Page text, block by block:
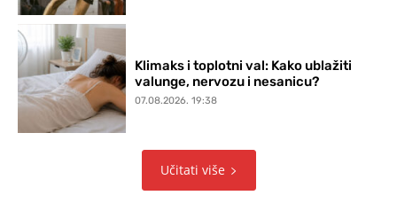
Klimaks i toplotni val: Kako ublažiti
valunge, nervozu i nesanicu?
07.08.2026. 19:38
Učitati više